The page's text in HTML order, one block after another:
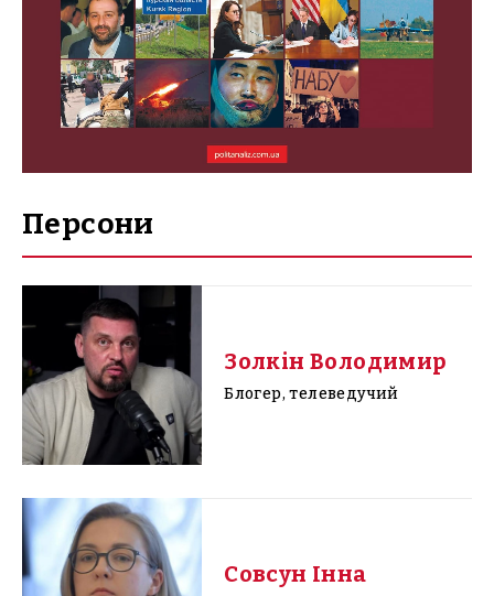
Персони
Золкін Володимир
Блогер, телеведучий
Совсун Інна